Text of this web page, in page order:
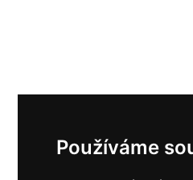
Používáme